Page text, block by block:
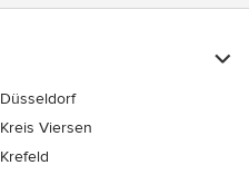
Düsseldorf
Kreis Viersen
Krefeld